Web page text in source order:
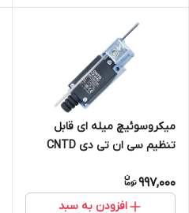
میکروسوئیچ میله ای قابل
تنظیم سی ان تی دی CNTD
997,000
افزودن به سبد